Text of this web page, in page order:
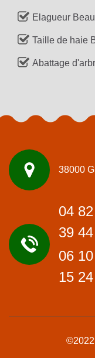
Elagueur
Taille de haie
Abattage
38000
04
39 44
06
15 24
©2022